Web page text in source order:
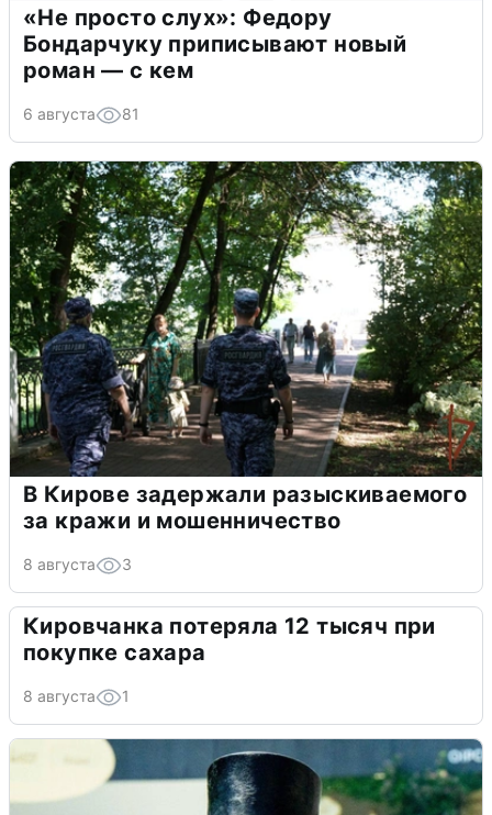
«Не просто слух»: Федору
Бондарчуку приписывают новый
роман — с кем
6 августа 81
В Кирове задержали разыскиваемого
за кражи и мошенничество
8 августа 3
Кировчанка потеряла 12 тысяч при
покупке сахара
8 августа 1